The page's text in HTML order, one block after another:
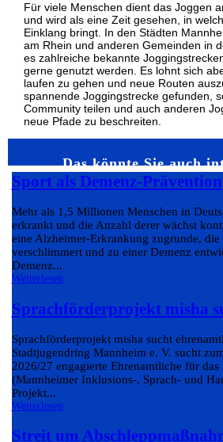
Für viele Menschen dient das Joggen
und wird als eine Zeit gesehen, in
Einklang bringt. In den Städten
am Rhein und anderen Gemeinden in
es zahlreiche bekannte
gerne genutzt werden. Es lohnt sich
laufen zu gehen und neue Routen
spannende Joggingstrecke gefunden,
Community teilen und auch anderen
neue Pfade zu beschreiten.
Das könnte Sie auch
Sport als Demenz-Prävention
Mehr als 1,5 Millionen Menschen in
erkrankt und die Anzahl derer wächst
eine Alzheimer-Erkrankung zugrunde, die
verschlimmert und zu einer Demenz
Demenz...
Weiterlesen
Sprachförderprojekt misha
Sprachförderprojekt misha sucht
Stadtjugendring Mannheim e. V. sucht
2026/27 engagierte Ehrenamtliche für das
(Mannheimer Inklusions-, Sprach- und
Projekt...
Weiterlesen
Streit um